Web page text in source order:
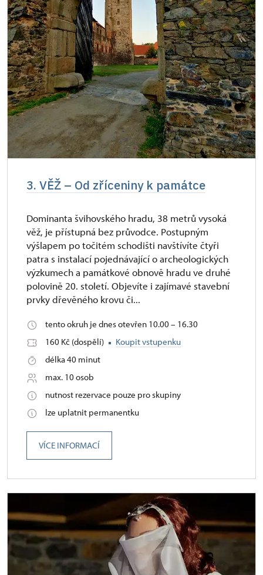
3. VĚŽ – Od zříceniny k památce
Dominanta švihovského hradu, 38 metrů vysoká
věž, je přístupná bez průvodce. Postupným
výšlapem po točitém schodišti navštívíte čtyři
patra s instalací pojednávající o archeologických
výzkumech a památkové obnově hradu ve druhé
polovině 20. století. Objevíte i zajímavé stavební
prvky dřevěného krovu či...
tento okruh je dnes otevřen 10.00 – 16.30
160 Kč (dospělí)
Koupit vstupenku
délka 40 minut
max. 10 osob
nutnost rezervace pouze pro skupiny
lze uplatnit permanentku
VÍCE INFORMACÍ